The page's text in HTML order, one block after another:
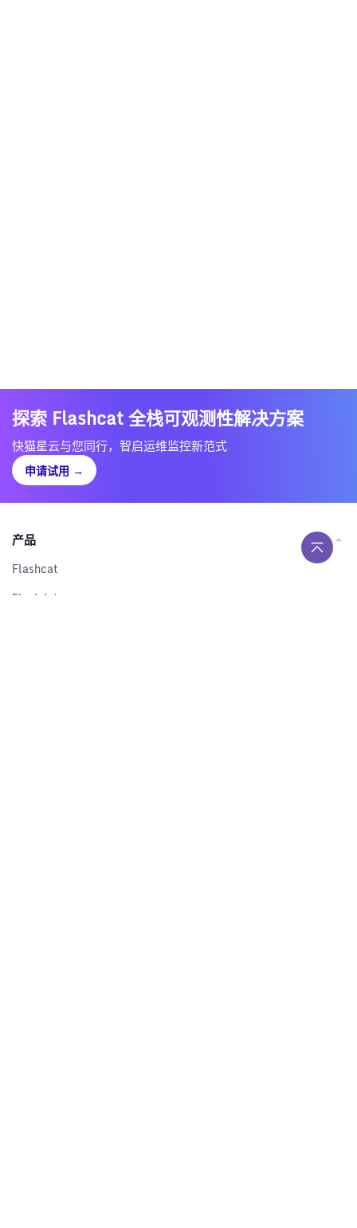
探索 Flashcat 全栈可观测性解决方案
快猫星云与您同行，智启运维监控新范式
申请试用 →
产品
Flashcat
Flashduty